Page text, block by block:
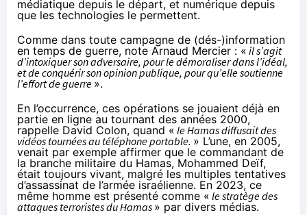
médiatique depuis le départ, et numérique depuis
que les technologies le permettent.
Comme dans toute campagne de (dés-)information
en temps de guerre, note Arnaud Mercier : « il s’agit
d’intoxiquer son adversaire, pour le démoraliser dans l’idéal,
et de conquérir son opinion publique, pour qu’elle soutienne
l’effort de guerre ».
En l’occurrence, ces opérations se jouaient déjà en
partie en ligne au tournant des années 2000,
rappelle David Colon, quand « le Hamas diffusait des
vidéos tournées au téléphone portable. » L’une, en 2005,
venait par exemple affirmer que le commandant de
la branche militaire du Hamas, Mohammed Deïf,
était toujours vivant, malgré les multiples tentatives
d’assassinat de l’armée israélienne. En 2023, ce
même homme est présenté comme « le stratège des
attaques terroristes du Hamas » par divers médias.